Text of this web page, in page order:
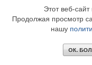
Этот веб-
Продолжая просмотр
нашу
ОК.